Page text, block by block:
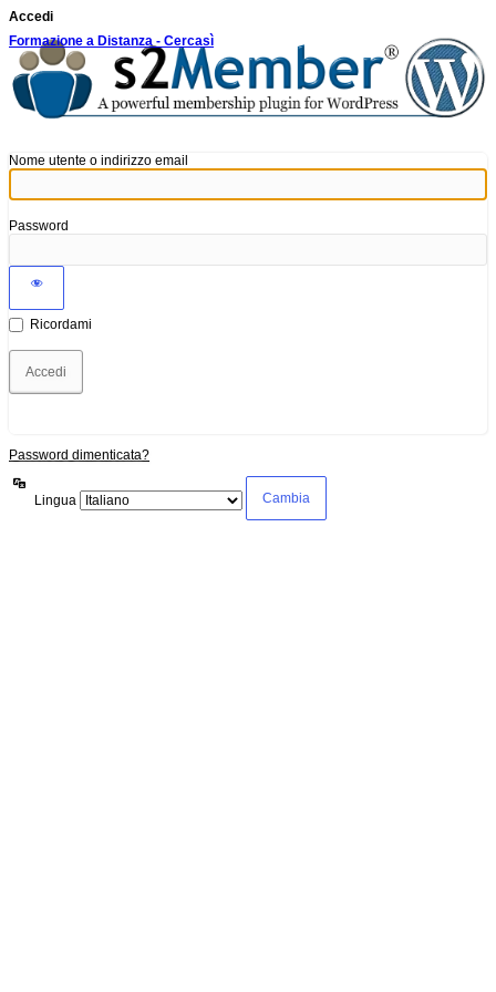
Accedi
Formazione a Distanza - Cercasì
Nome utente o indirizzo email
Password
Ricordami
Password dimenticata?
Lingua